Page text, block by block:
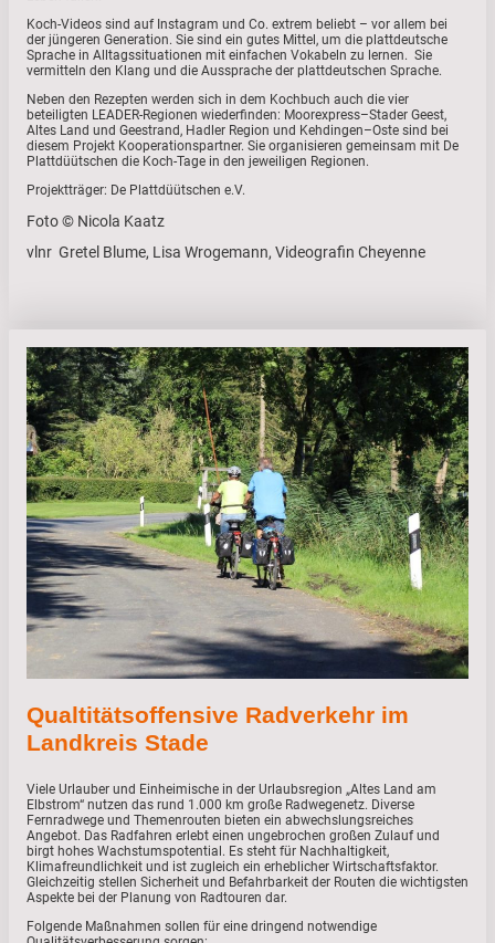
Koch-Videos sind auf Instagram und Co. extrem beliebt – vor allem bei
der jüngeren Generation. Sie sind ein gutes Mittel, um die plattdeutsche
Sprache in Alltagssituationen mit einfachen Vokabeln zu lernen. Sie
vermitteln den Klang und die Aussprache der plattdeutschen Sprache.
Neben den Rezepten werden sich in dem Kochbuch auch die vier
beteiligten LEADER-Regionen wiederfinden: Moorexpress–Stader Geest,
Altes Land und Geestrand, Hadler Region und Kehdingen–Oste sind bei
diesem Projekt Kooperationspartner. Sie organisieren gemeinsam mit De
Plattdüütschen die Koch-Tage in den jeweiligen Regionen.
Projektträger: De Plattdüütschen e.V.
Foto © Nicola Kaatz
vlnr Gretel Blume, Lisa Wrogemann, Videografin Cheyenne
Qualtitätsoffensive Radverkehr im
Landkreis Stade
Viele Urlauber und Einheimische in der Urlaubsregion „Altes Land am
Elbstrom“ nutzen das rund 1.000 km große Radwegenetz. Diverse
Fernradwege und Themenrouten bieten ein abwechslungsreiches
Angebot. Das Radfahren erlebt einen ungebrochen großen Zulauf und
birgt hohes Wachstumspotential. Es steht für Nachhaltigkeit,
Klimafreundlichkeit und ist zugleich ein erheblicher Wirtschaftsfaktor.
Gleichzeitig stellen Sicherheit und Befahrbarkeit der Routen die wichtigsten
Aspekte bei der Planung von Radtouren dar.
Folgende Maßnahmen sollen für eine dringend notwendige